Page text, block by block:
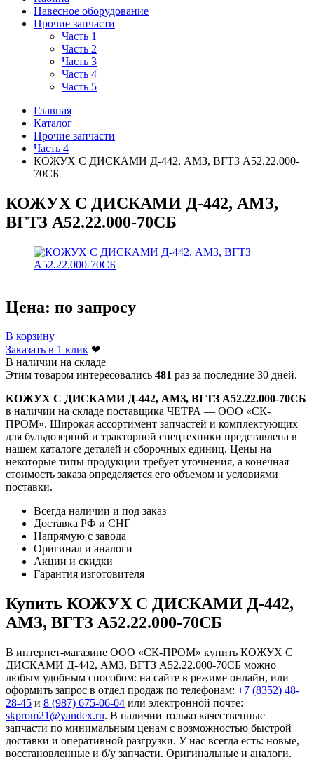
Навесное оборудование
Прочие запчасти
Часть 1
Часть 2
Часть 3
Часть 4
Часть 5
Главная
Каталог
Прочие запчасти
Часть 4
КОЖУХ С ДИСКАМИ Д-442, АМЗ, ВГТЗ А52.22.000-
70СБ
КОЖУХ С ДИСКАМИ Д-442, АМЗ,
ВГТЗ А52.22.000-70СБ
Цена: по запросу
В корзину
Заказать в 1 клик ❤
В наличии на складе
Этим товаром интересовались 481 раз за последние 30 дней.
КОЖУХ С ДИСКАМИ Д-442, АМЗ, ВГТЗ А52.22.000-70СБ
в наличии на складе поставщика ЧЕТРА — ООО «СК-
ПРОМ». Широкая ассортимент запчастей и комплектующих
для бульдозерной и тракторной спецтехники представлена в
нашем каталоге деталей и сборочных единиц. Цены на
некоторые типы продукции требует уточнения, а конечная
стоимость заказа определяется его объемом и условиями
поставки.
Всегда наличии и под заказ
Доставка РФ и СНГ
Напрямую с завода
Оригинал и аналоги
Акции и скидки
Гарантия изготовителя
Купить КОЖУХ С ДИСКАМИ Д-442,
АМЗ, ВГТЗ А52.22.000-70СБ
В интернет-магазине ООО «СК-ПРОМ» купить КОЖУХ С
ДИСКАМИ Д-442, АМЗ, ВГТЗ А52.22.000-70СБ можно
любым удобным способом: на сайте в режиме онлайн, или
оформить запрос в отдел продаж по телефонам: +7 (8352) 48-
28-45 и 8 (987) 675-06-04 или электронной почте:
skprom21@yandex.ru. В наличии только качественные
запчасти по минимальным ценам с возможностью быстрой
доставки и оперативной разгрузки. У нас всегда есть: новые,
восстановленные и б/у запчасти. Оригинальные и аналоги.